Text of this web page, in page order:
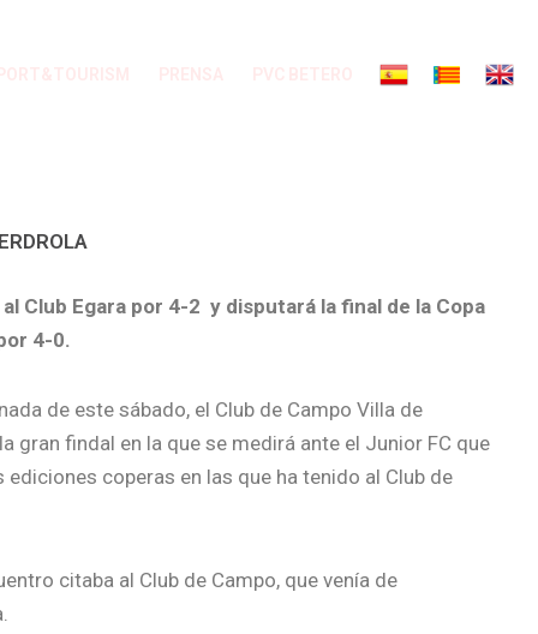
Club Egara por 4-2 y disputará la final de la Copa
4-0.
de este sábado, el Club de Campo Villa de
gran findal en la que se medirá ante el Junior FC que
coperas en las que ha tenido al Club de
citaba al Club de Campo, que venía de